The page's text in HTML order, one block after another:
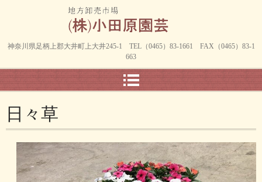
神奈川県足柄上郡大井町上大井245-1 TEL（0465）83-1661 FAX（0465）83-1
663
日々草